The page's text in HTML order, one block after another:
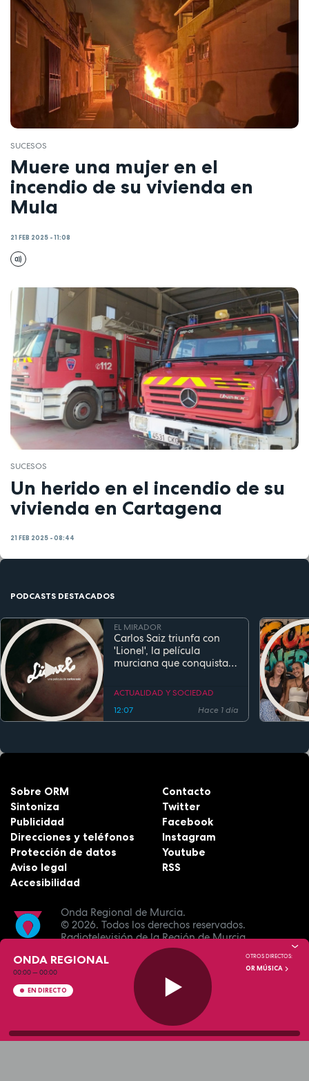
SUCESOS
Muere una mujer en el
incendio de su vivienda en
Mula
21 FEB 2025 - 11:08
SUCESOS
Un herido en el incendio de su
vivienda en Cartagena
21 FEB 2025 - 08:44
PODCASTS DESTACADOS
EL MIRADOR
Carlos Saiz triunfa con
'Lionel', la película
murciana que conquista
estreno
ACTUALIDAD Y SOCIEDAD
12:07
Hace 1 día
Onda Regional de Murcia.
© 2026. Todos los derechos reservados.
Radiotelevisión de la Región de Murcia.
Sobre ORM
Sintoniza
Publicidad
Direcciones y teléfonos
Protección de datos
Aviso legal
Accesibilidad
Contacto
Twitter
Facebook
Instagram
Youtube
RSS
ONDA REGIONAL
00:00—00:00
EN DIRECTO
OTROS DIRECTOS:
OR MÚSICA